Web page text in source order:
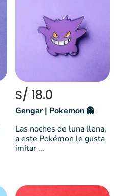
S/ 18.0
Gengar | Pokemon 👻
Las noches de luna llena,
a este Pokémon le gusta
imitar ...